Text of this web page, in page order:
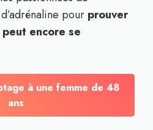
pour prouver
peut encore se
à une femme de 48
ans